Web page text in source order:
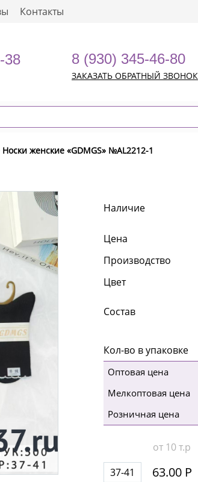
Контакты
38 8 (930) 345-46-80
ЗАКАЗАТЬ ОБРАТНЫЙ ЗВОНОК
Носки женские «GDMGS» №AL2212-1
Наличие
Цена
Производство
Цвет
Состав
Кол-во в упаковке
Оптовая цена
Мелкоптовая цена
Розничная цена
от 10 т.р
37-41
63.00 Р